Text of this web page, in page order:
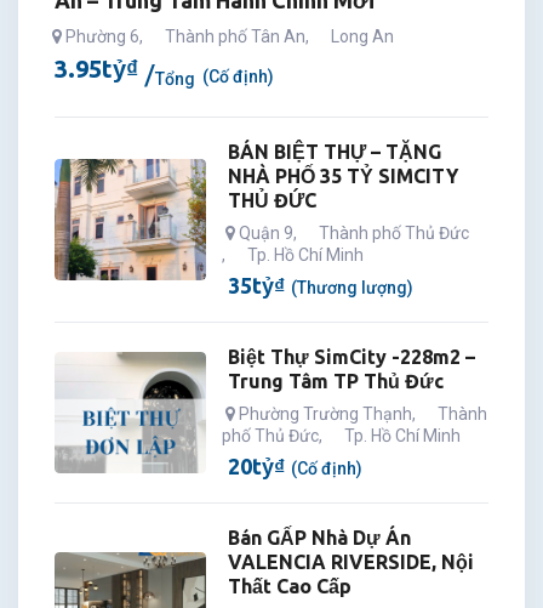
Phường 6, Thành phố Tân An, Long An
3.95tỷ₫ Tổng (Cố định)
BÁN BIỆT THỰ – TẶNG
NHÀ PHỐ 35 TỶ SIMCITY
THỦ ĐỨC
Quận 9,
Thành phố Thủ Đức
,
Tp. Hồ Chí Minh
35tỷ₫ (Thương lượng)
Biệt Thự SimCity -228m2 –
Trung Tâm TP Thủ Đức
Phường Trường Thạnh,
Thành
phố Thủ Đức, Tp. Hồ Chí Minh
20tỷ₫ (Cố định)
Bán GẤP Nhà Dự Án
VALENCIA RIVERSIDE, Nội
Thất Cao Cấp